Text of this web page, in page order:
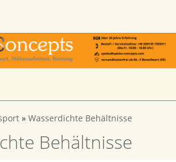
» Wasserdichte Behältnisse
Behältnisse